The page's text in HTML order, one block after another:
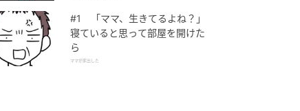
#1 「ママ、生きてるよね？」
寝ていると思って部屋を開けた
ら
ママが家出した